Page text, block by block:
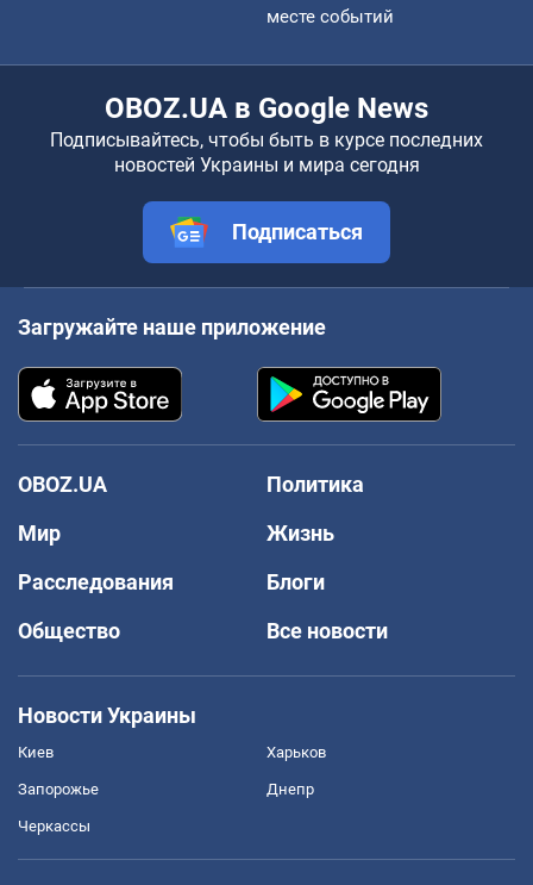
месте событий
OBOZ.UA в Google News
Подписывайтесь, чтобы быть в курсе последних
новостей Украины и мира сегодня
Подписаться
Загружайте наше приложение
OBOZ.UA
Политика
Мир
Жизнь
Расследования
Блоги
Общество
Все новости
Новости Украины
Киев Харьков
Запорожье Днепр
Черкассы